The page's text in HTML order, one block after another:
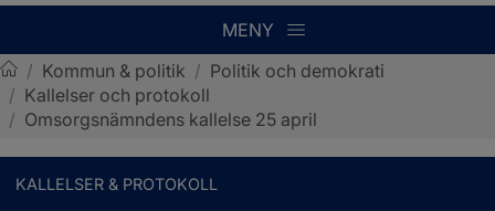
MENY
Sotenäs kommun
/ Kommun & politik / Politik och demokrati
/ Kallelser och protokoll
/ Omsorgsnämndens kallelse 25 april
KALLELSER & PROTOKOLL